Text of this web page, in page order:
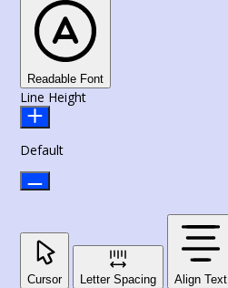
Readable Font
Line Height
Default
Cursor Letter Spacing Align Text